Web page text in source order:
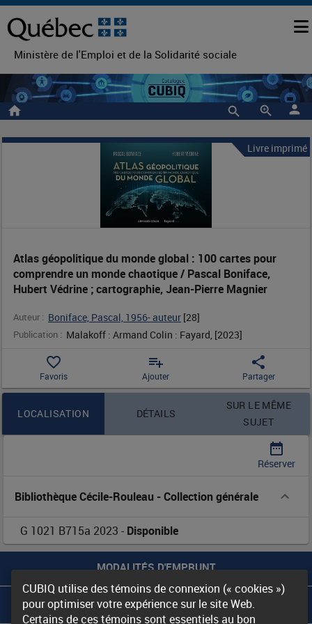
Ministère de l'Emploi et de la Solidarité sociale
home zoom_in person
géopolitique
monde
global
100
cartes
pour
comprendre
monde
/
Pascal
Boniface,
Livre imprimé
Atlas géopolitique du monde global : 100 cartes pour
comprendre un monde chaotique / Pascal Boniface,
Hubert Védrine ; cartographie, Jean-Pierre Magnier
Auteur : Boniface, Pascal, 1956- auteur [28]
Publication : Malakoff : Armand Colin : Fayard, [2023]
favorite_border
Favoris
playlist_add
Ajouter
share
Partager
Contenu de la notice
LOCALISATION DÉTAILS
SUR LE MÊME
SUJET
date_range
Réserver
Bibliothèque Cécile-Rouleau -Collection générale
G 1021 B715a 2023 - Disponible
MODALITÉS D'EMPRUNT
LES BIBLIOTHÈQUES DU RIBG
CUBIQ utilise des témoins de connexion (« cookies »)
pour optimiser votre expérience sur le site Web.
Certains de ces témoins sont essentiels au bon